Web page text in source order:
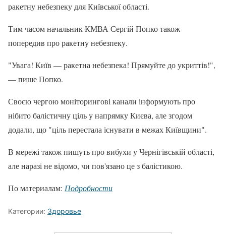
ракетну небезпеку для Київської області.
Тим часом начальник КМВА Сергій Попко також
попередив про ракетну небезпеку.
"Увага! Київ — ракетна небезпека! Прямуйте до укриттів!",
— пише Попко.
Своєю чергою моніторингові канали інформують про
нібито балістичну ціль у напрямку Києва, але згодом
додали, що "ціль перестала існувати в межах Київщини".
В мережі також пишуть про вибухи у Чернігівській області,
але наразі не відомо, чи пов'язано це з балістикою.
По материалам: Подробности
Категории: Здоровье